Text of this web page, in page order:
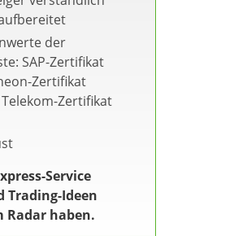
der
SAP-Zertifikat
Zertifikat
Zertifikat
Service
Trading-Ideen
haben.